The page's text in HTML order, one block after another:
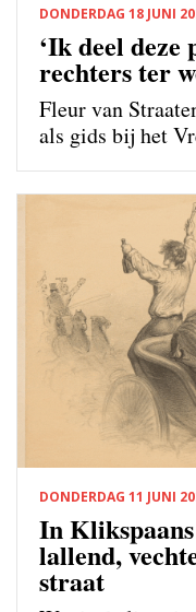
DONDERDAG 18 JUNI
‘Ik deel deze
rechters ter
Fleur van
als gids bij het
DONDERDAG 11 JUNI
In
lallend,
straat